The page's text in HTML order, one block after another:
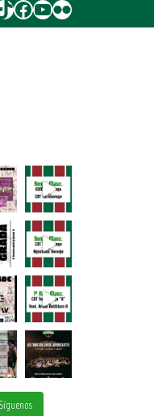
Facebook
YouTube
Flickr
Síguenos